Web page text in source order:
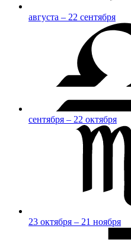
августа – 22 сентября
сентября – 22 октября
23 октября – 21 ноября